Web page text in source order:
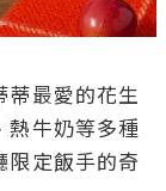
蒂最愛的花生
熱牛奶等多種
限定飯手的奇